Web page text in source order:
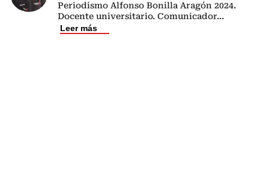
Periodismo Alfonso Bonilla Aragón 2024.
Docente universitario. Comunicador...
Leer más